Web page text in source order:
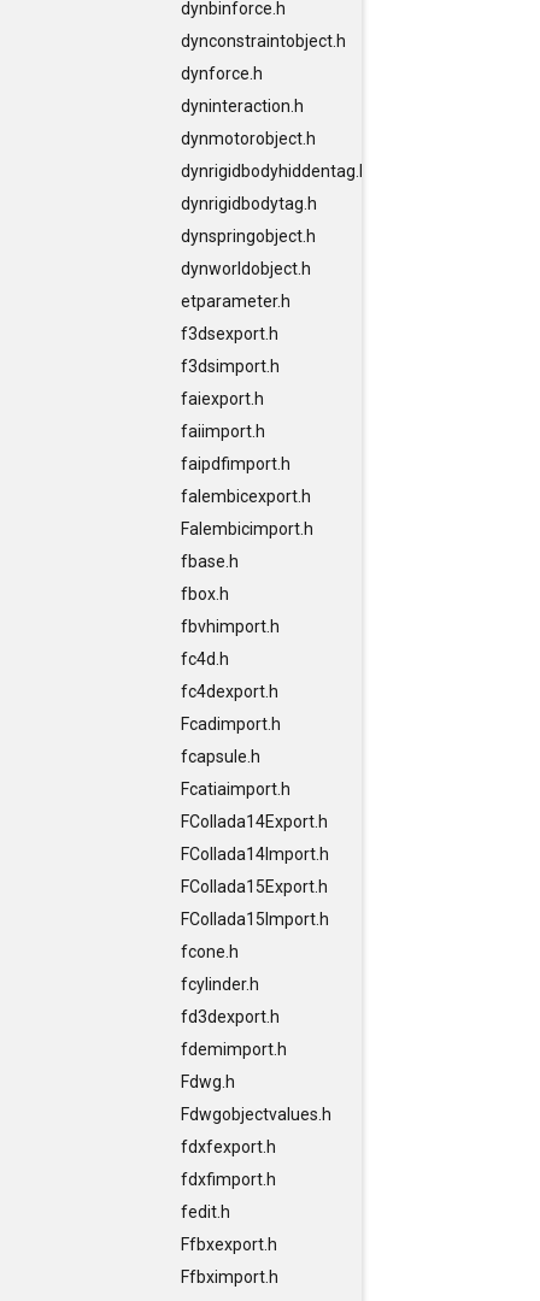
dynbinforce.h
dynconstraintobject.h
dynforce.h
dyninteraction.h
dynmotorobject.h
dynrigidbodyhiddentag.h
dynrigidbodytag.h
dynspringobject.h
dynworldobject.h
etparameter.h
f3dsexport.h
f3dsimport.h
faiexport.h
faiimport.h
faipdfimport.h
falembicexport.h
Falembicimport.h
fbase.h
fbox.h
fbvhimport.h
fc4d.h
fc4dexport.h
Fcadimport.h
fcapsule.h
Fcatiaimport.h
FCollada14Export.h
FCollada14Import.h
FCollada15Export.h
FCollada15Import.h
fcone.h
fcylinder.h
fd3dexport.h
fdemimport.h
Fdwg.h
Fdwgobjectvalues.h
fdxfexport.h
fdxfimport.h
fedit.h
Ffbxexport.h
Ffbximport.h